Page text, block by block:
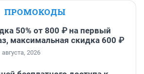
ПРОМОКОДЫ
50% от 800 ₽ на первый
максимальная скидка 600 ₽
2026